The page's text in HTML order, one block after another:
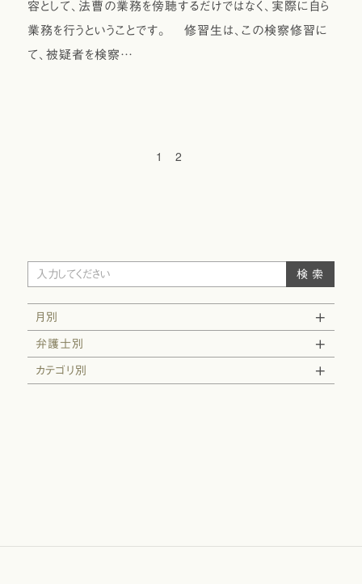
容として、法曹の業務を傍聴するだけではなく、実際に自ら
業務を行うということです。 修習生は、この検察修習に
て、被疑者を検察…
月別
弁護士別
カテゴリ別
1 2